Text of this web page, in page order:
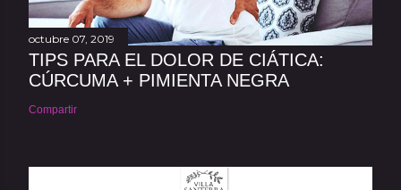
octubre 07, 2019
TIPS PARA EL DOLOR DE CIÁTICA:
CÚRCUMA + PIMIENTA NEGRA
Compartir